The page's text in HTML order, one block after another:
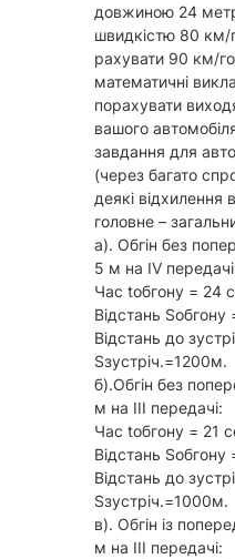
довжиною 24
швидкістю 80 км/
рахувати 90 км/
математичні
порахувати
вашого
завдання для
(через багато
деякі відхилення
головне –
а). Обгін без
5 м на IV
Час tобгону = 24
Відстань
Відстань до
Sзустріч.=1200м.
б).Обгін без
м на ІІІ передачі:
Час tобгону = 21
Відстань
Відстань до
Sзустріч.=1000м.
в). Обгін із
м на III передачі: